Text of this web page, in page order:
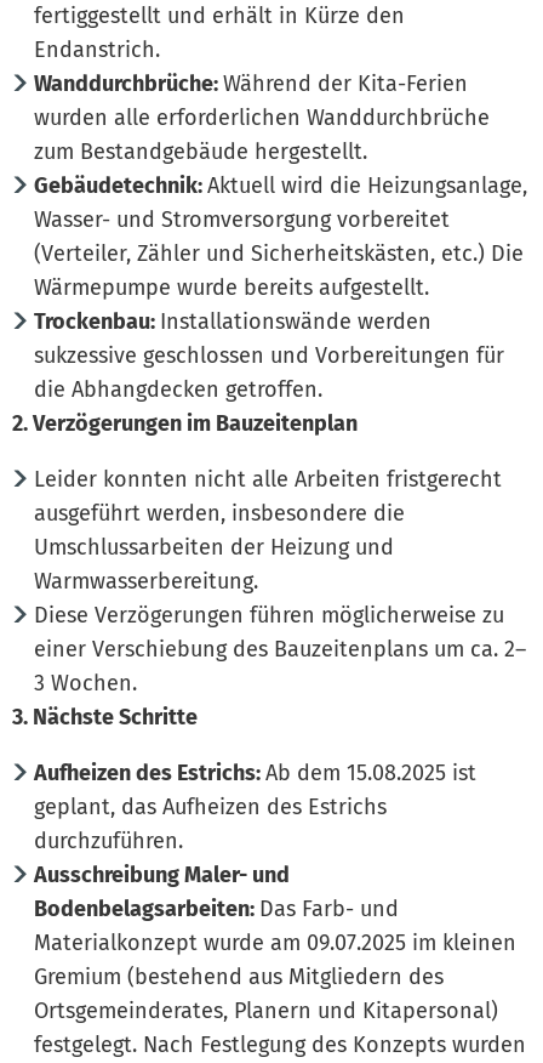
fertiggestellt und erhält in Kürze den
Endanstrich.
Wanddurchbrüche:Während der Kita-Ferien
wurden alle erforderlichen Wanddurchbrüche
zum Bestandgebäude hergestellt.
Gebäudetechnik:Aktuell wird die Heizungsanlage,
Wasser- und Stromversorgung vorbereitet
(Verteiler, Zähler und Sicherheitskästen, etc.) Die
Wärmepumpe wurde bereits aufgestellt.
Trockenbau: Installationswände werden
sukzessive geschlossen und Vorbereitungen für
die Abhangdecken getroffen.
2. Verzögerungen im Bauzeitenplan
Leider konnten nicht alle Arbeiten fristgerecht
ausgeführt werden, insbesondere die
Umschlussarbeiten der Heizung und
Warmwasserbereitung.
Diese Verzögerungen führen möglicherweise zu
einer Verschiebung des Bauzeitenplans um ca. 2–
3 Wochen.
3. Nächste Schritte
Aufheizen des Estrichs:Ab dem 15.08.2025 ist
geplant, das Aufheizen des Estrichs
durchzuführen.
Ausschreibung Maler- und
Bodenbelagsarbeiten: Das Farb- und
Materialkonzept wurde am 09.07.2025 im kleinen
Gremium (bestehend aus Mitgliedern des
Ortsgemeinderates, Planern und Kitapersonal)
festgelegt. Nach Festlegung des Konzepts wurden